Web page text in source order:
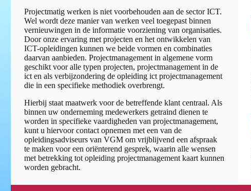
Projectmatig werken is niet voorbehouden aan de sector ICT.
Wel wordt deze manier van werken veel toegepast binnen
vernieuwingen in de informatie voorziening van organisaties.
Door onze ervaring met projecten en het ontwikkelen van
ICT-opleidingen kunnen we beide vormen en combinaties
daarvan aanbieden. Projectmanagement in algemene vorm
geschikt voor alle typen projecten, projectmanagement in de
ict en als verbijzondering de opleiding ict projectmanagement
die in een specifieke methodiek overbrengt.
Hierbij staat maatwerk voor de betreffende klant centraal. Als
binnen uw onderneming medewerkers getraind dienen te
worden in specifieke vaardigheden van projectmanagement,
kunt u hiervoor contact opnemen met een van de
opleidingsadviseurs van VGM om vrijblijvend een afspraak
te maken voor een oriënterend gesprek, waarin alle wensen
met betrekking tot opleiding projectmanagement kaart kunnen
worden gebracht.